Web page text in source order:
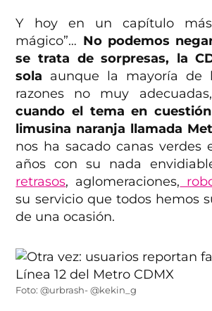
Y hoy en un capítulo
mágico”… No podemos
se trata de sorpresas, la
sola aunque la mayoría de
razones no muy adecuadas,
cuando el tema en
limusina naranja llamada
nos ha sacado canas verdes
años con su nada
retrasos, aglomeraciones,
su servicio que todos hemos
de una ocasión.
Foto: @urbrash- @kekin_g